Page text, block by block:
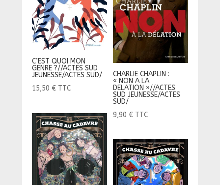
C’EST QUOI MON
GENRE ?//ACTES SUD
JEUNESSE/ACTES SUD/
15,50 € TTC
CHARLIE CHAPLIN :
« NON A LA
DELATION »//ACTES
SUD JEUNESSE/ACTES
SUD/
9,90 € TTC